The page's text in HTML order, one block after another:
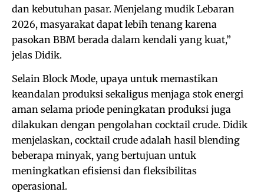
dan kebutuhan pasar. Menjelang mudik Lebaran
2026, masyarakat dapat lebih tenang karena
pasokan BBM berada dalam kendali yang kuat,”
jelas Didik.
Selain Block Mode, upaya untuk memastikan
keandalan produksi sekaligus menjaga stok energi
aman selama priode peningkatan produksi juga
dilakukan dengan pengolahan cocktail crude. Didik
menjelaskan, cocktail crude adalah hasil blending
beberapa minyak, yang bertujuan untuk
meningkatkan efisiensi dan fleksibilitas
operasional.